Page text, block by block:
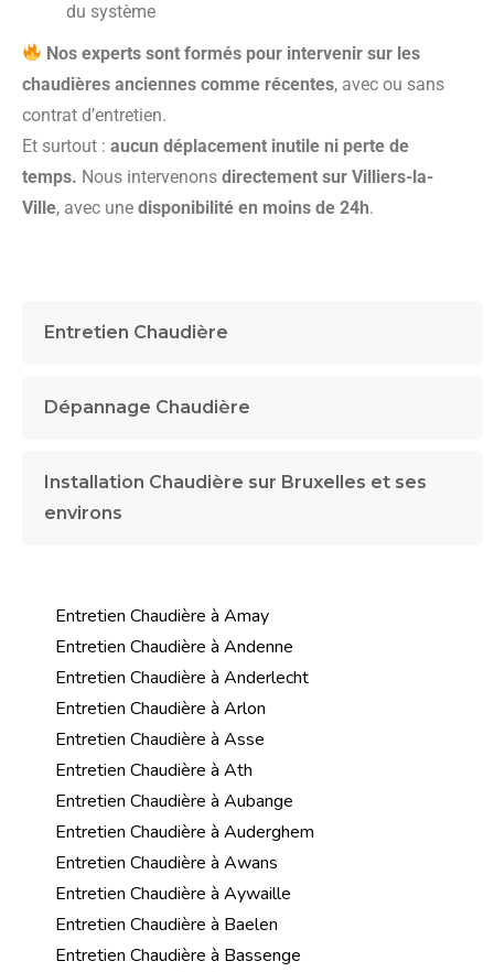
Entretien Chaudière
Dépannage Chaudière
Installation Chaudière sur Bruxelles et ses
environs
du système
Nos experts sont formés pour intervenir sur les
chaudières anciennes comme récentes, avec ou sans
contrat d’entretien.
Et surtout : aucun déplacement inutile ni perte de
temps. Nous intervenons directement sur Villiers-la-
Ville, avec une disponibilité en moins de 24h.
Entretien Chaudière à Amay
Entretien Chaudière à Andenne
Entretien Chaudière à Anderlecht
Entretien Chaudière à Arlon
Entretien Chaudière à Asse
Entretien Chaudière à Ath
Entretien Chaudière à Aubange
Entretien Chaudière à Auderghem
Entretien Chaudière à Awans
Entretien Chaudière à Aywaille
Entretien Chaudière à Baelen
Entretien Chaudière à Bassenge